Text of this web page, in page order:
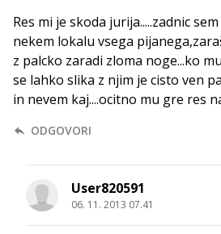
Res mi je skoda jurija.....zadnic
nekem lokalu vsega
z palcko zaradi zloma noge...ko
se lahko slika z njim je cisto ven
in nevem kaj....ocitno mu gre res
ODGOVORI
User820591
06. 11. 2013 07.41